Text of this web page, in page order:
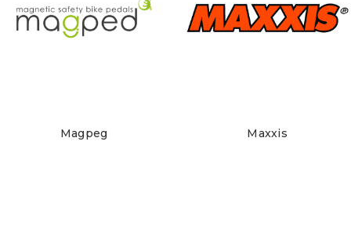
Magpeg Maxxis